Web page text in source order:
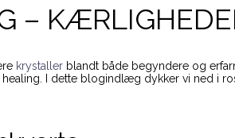
–
krystaller blandt både begyndere og
I dette blogindlæg dykker vi ned i